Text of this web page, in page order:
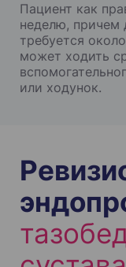
Пациент как
неделю, причем
требуется
может ходить
или ходунок.